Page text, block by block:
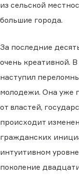
из сельской
большие города.
За последние
очень креативной.
наступил
молодежи. Она уже
от властей,
происходит
гражданских
интуитивном
поколение